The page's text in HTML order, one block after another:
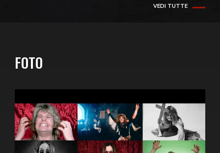
VEDI TUTTE
FOTO